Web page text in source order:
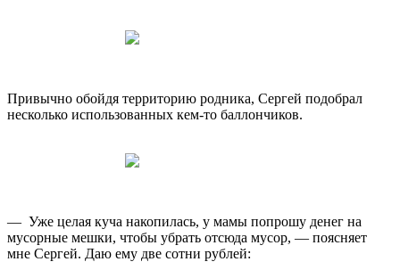
Привычно обойдя территорию родника, Сергей подобрал
несколько использованных кем‑то баллончиков.
— Уже целая куча накопилась, у мамы попрошу денег на
мусорные мешки, чтобы убрать отсюда мусор, — поясняет
мне Сергей. Даю ему две сотни рублей: